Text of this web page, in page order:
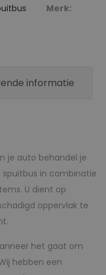
Merk:
informatie
je auto behandel je
in combinatie
U dient op
oppervlak te
het gaat om
hebben een